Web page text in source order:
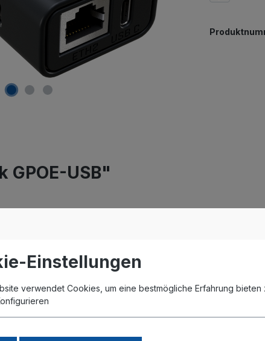
USB"
over Ethernet
Einstellungen
verwendet Cookies, um eine bestmögliche Erfahrung bieten